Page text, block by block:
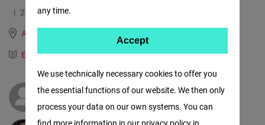
28.11.2024
Argentina, Brazil, Paraguay and Uruguay
English
German
We use technically necessary cookies to offer you
the essential functions of our website. We then only
process your data on our own systems. You can
any time.
Facebook
Embed
Accept